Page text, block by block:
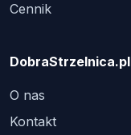
Cennik
DobraStrzelnica.pl
O nas
Kontakt